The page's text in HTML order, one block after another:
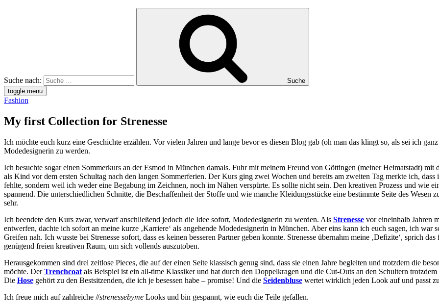
Suche nach:
Suche
toggle menu
Fashion
My first Collection for Strenesse
Ich möchte euch kurz eine Geschichte erzählen. Vor vielen Jahren und lange bevor es diesen Blog gab (oh man das klingt so, als sei ich
Modedesignerin zu werden.
Ich besuchte sogar einen Sommerkurs an der Esmod in München damals. Fuhr mit meinem Freund von Göttingen (meiner Heimatstadt)
als Kind vor dem ersten Schultag nach den langen Sommerferien. Der Kurs ging zwei Wochen und bereits am zweiten Tag merkte ich,
fehlte, sondern weil ich weder eine Begabung im Zeichnen, noch im Nähen verspürte. Es sollte nicht sein. Den kreativen Prozess und wie
spannend. Die unterschiedlichen Schnitte, die Beschaffenheit der Stoffe und wie manche Kleidungsstücke eine bestimmte Seite des Wesen
sehr.
Ich beendete den Kurs zwar, verwarf anschließend jedoch die Idee sofort, Modedesignerin zu werden. Als Strenesse vor eineinhalb Jahren
entwerfen, dachte ich sofort an meine kurze ‚Karriere‘ als angehende Modedesignerin in München. Aber eins kann ich euch sagen, ich
Greifen nah. Ich wusste bei Strenesse sofort, dass es keinen besseren Partner geben konnte. Strenesse übernahm meine ‚Defizite‘, sprich
genügend freien kreativen Raum, um sich vollends auszutoben.
Herausgekommen sind drei zeitlose Pieces, die auf der einen Seite klassisch genug sind, dass sie einen Jahre begleiten und trotzdem die
möchte. DerTrenchcoat als Beispiel ist ein all-time Klassiker und hat durch den Doppelkragen und die Cut-Outs an den Schultern
Die Hose gehört zu den Bestsitzenden, die ich je besessen habe – promise! Und die Seidenbluse wertet wirklich jeden Look auf und passt
Ich freue mich auf zahlreiche #strenessebyme Looks und bin gespannt, wie euch die Teile gefallen.